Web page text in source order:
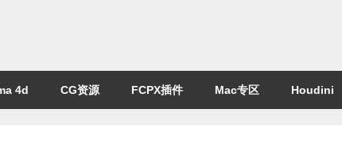
4d CG资源 FCPX插件 Mac专区 Houdini